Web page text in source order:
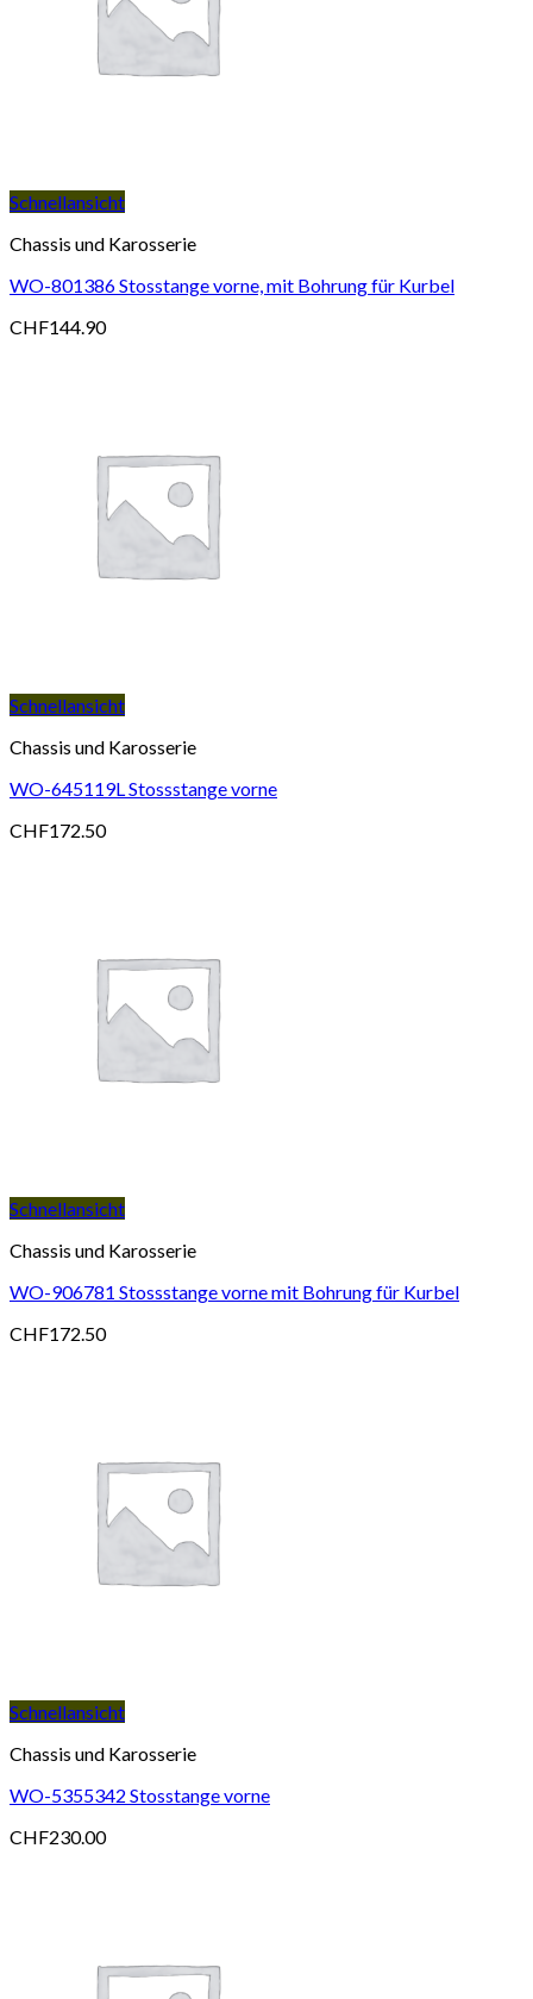
Schnellansicht
Chassis und Karosserie
WO-801386 Stosstange vorne, mit Bohrung für Kurbel
CHF144.90
Schnellansicht
Chassis und Karosserie
WO-645119L Stossstange vorne
CHF172.50
Schnellansicht
Chassis und Karosserie
WO-906781 Stossstange vorne mit Bohrung für Kurbel
CHF172.50
Schnellansicht
Chassis und Karosserie
WO-5355342 Stosstange vorne
CHF230.00